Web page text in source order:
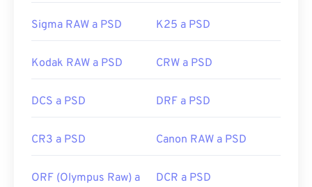
Sigma RAW a PSD K25 a PSD
Kodak RAW a PSD CRW a PSD
DCS a PSD DRF a PSD
CR3 a PSD Canon RAW a PSD
ORF (Olympus Raw) a
DCR a PSD